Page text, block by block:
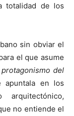
totalidad de los
sin obviar el
el que asume
del
apuntala en los
no entiende el